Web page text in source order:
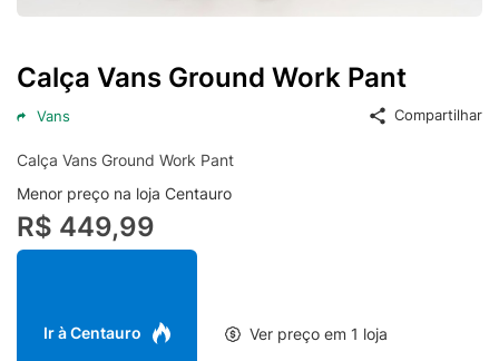
Calça Vans Ground Work Pant
Vans Compartilhar
Calça Vans Ground Work Pant
Menor preço na loja Centauro
R$ 449,99
Ir à Centauro Ver preço em 1 loja